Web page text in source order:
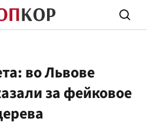
во Львове
за фейковое